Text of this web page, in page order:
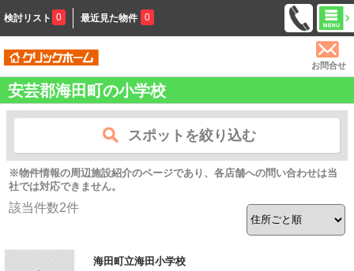
検討リスト 0 最近見た物件 0
お問合せ
安芸郡海田町の小学校
スポットを絞り込む
※物件情報の周辺施設紹介のページであり、各店舗への問い合わせは当
社では対応できません。
該当件数2件
海田町立海田小学校